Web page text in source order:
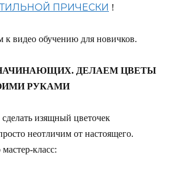
ПРИЧЕСКИ !
к видео обучению для новичков.
ДЕЛАЕМ ЦВЕТЫ
РУКАМИ
изящный цветочек
неотличим от настоящего.
класс: